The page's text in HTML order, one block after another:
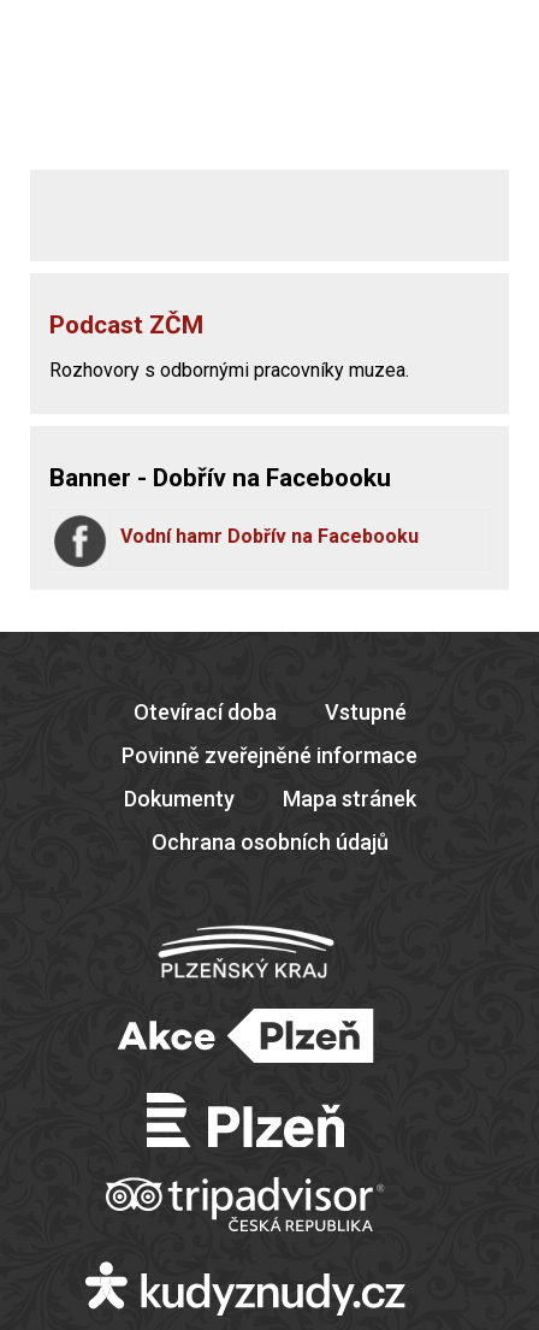
Podcast ZČM
Rozhovory s odbornými pracovníky muzea.
Banner - Dobřív na Facebooku
Vodní hamr Dobřív na Facebooku
Otevírací doba
Vstupné
Povinně zveřejněné informace
Dokumenty
Mapa stránek
Ochrana osobních údajů